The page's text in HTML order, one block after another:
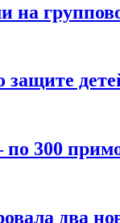
на
защите
300
два